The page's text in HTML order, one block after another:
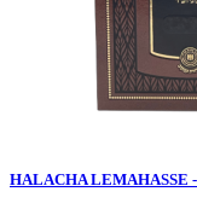
HALACHA LEMAHASSE